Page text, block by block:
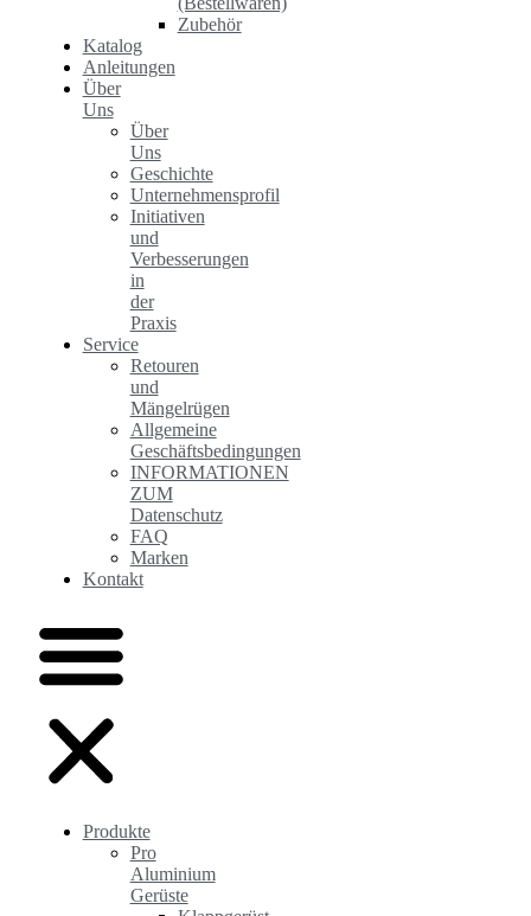
Zubehör
Katalog
Anleitungen
Über
Uns
Über
Uns
Geschichte
Unternehmensprofil
Initiativen
und
Verbesserungen
in
der
Praxis
Service
Retouren
und
Mängelrügen
Allgemeine
Geschäftsbedingungen
INFORMATIONEN
ZUM
Datenschutz
FAQ
Marken
Kontakt
Produkte
Pro
Aluminium
Gerüste